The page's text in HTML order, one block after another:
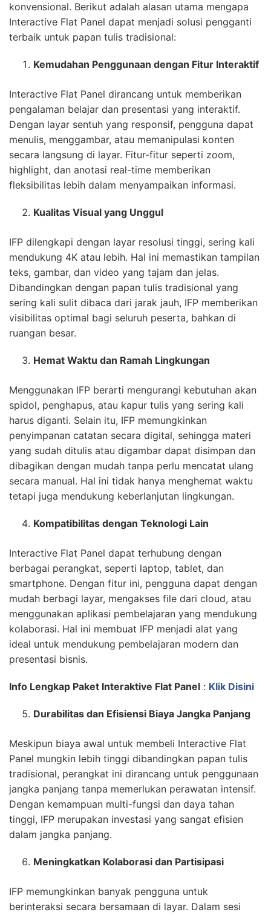
konvensional. Berikut adalah alasan utama mengapa
Interactive Flat Panel dapat menjadi solusi pengganti
terbaik untuk papan tulis tradisional:
Kemudahan Penggunaan dengan Fitur Interaktif
Interactive Flat Panel dirancang untuk memberikan
pengalaman belajar dan presentasi yang interaktif.
Dengan layar sentuh yang responsif, pengguna dapat
menulis, menggambar, atau memanipulasi konten
secara langsung di layar. Fitur-fitur seperti zoom,
highlight, dan anotasi real-time memberikan
fleksibilitas lebih dalam menyampaikan informasi.
Kualitas Visual yang Unggul
IFP dilengkapi dengan layar resolusi tinggi, sering kali
mendukung 4K atau lebih. Hal ini memastikan tampilan
teks, gambar, dan video yang tajam dan jelas.
Dibandingkan dengan papan tulis tradisional yang
sering kali sulit dibaca dari jarak jauh, IFP memberikan
visibilitas optimal bagi seluruh peserta, bahkan di
ruangan besar.
Hemat Waktu dan Ramah Lingkungan
Menggunakan IFP berarti mengurangi kebutuhan akan
spidol, penghapus, atau kapur tulis yang sering kali
harus diganti. Selain itu, IFP memungkinkan
penyimpanan catatan secara digital, sehingga materi
yang sudah ditulis atau digambar dapat disimpan dan
dibagikan dengan mudah tanpa perlu mencatat ulang
secara manual. Hal ini tidak hanya menghemat waktu
tetapi juga mendukung keberlanjutan lingkungan.
Kompatibilitas dengan Teknologi Lain
Interactive Flat Panel dapat terhubung dengan
berbagai perangkat, seperti laptop, tablet, dan
smartphone. Dengan fitur ini, pengguna dapat dengan
mudah berbagi layar, mengakses file dari cloud, atau
menggunakan aplikasi pembelajaran yang mendukung
kolaborasi. Hal ini membuat IFP menjadi alat yang
ideal untuk mendukung pembelajaran modern dan
presentasi bisnis.
Info Lengkap Paket Interaktive Flat Panel : Klik Disini
Durabilitas dan Efisiensi Biaya Jangka Panjang
Meskipun biaya awal untuk membeli Interactive Flat
Panel mungkin lebih tinggi dibandingkan papan tulis
tradisional, perangkat ini dirancang untuk penggunaan
jangka panjang tanpa memerlukan perawatan intensif.
Dengan kemampuan multi-fungsi dan daya tahan
tinggi, IFP merupakan investasi yang sangat efisien
dalam jangka panjang.
Meningkatkan Kolaborasi dan Partisipasi
IFP memungkinkan banyak pengguna untuk
berinteraksi secara bersamaan di layar. Dalam sesi